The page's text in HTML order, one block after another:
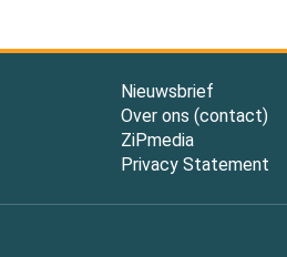
Nieuwsbrief
Over ons (contact)
ZiPmedia
Privacy Statement